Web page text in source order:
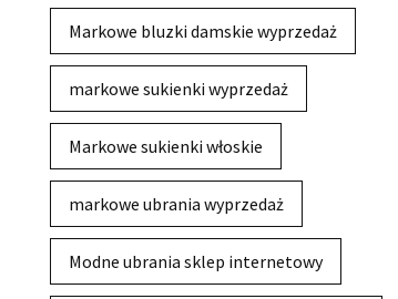
Markowe bluzki damskie wyprzedaż
markowe sukienki wyprzedaż
Markowe sukienki włoskie
markowe ubrania wyprzedaż
Modne ubrania sklep internetowy